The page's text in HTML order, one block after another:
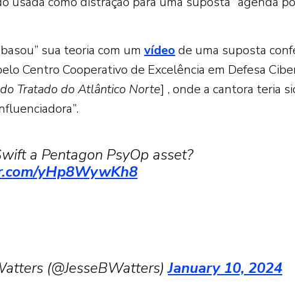
sua teoria com um vídeo de uma suposta
Centro Cooperativo de Excelência em Defesa
Tratado do Atlântico Norte] , onde a cantora teria
a Pentagon PsyOp asset?
yHp8WywKh8
(@JesseBWatters)January 10, 2024